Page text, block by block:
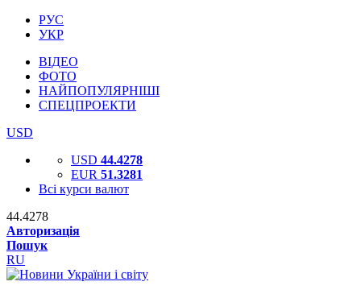
РУС
УКР
ВІДЕО
ФОТО
НАЙПОПУЛЯРНІШІ
СПЕЦПРОЕКТИ
USD
USD 44.4278
EUR 51.3281
Всі курси валют
44.4278
Авторизація
Пошук
RU